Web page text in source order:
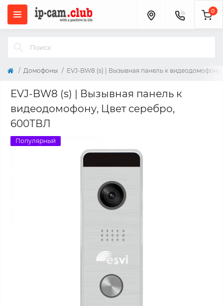
0
Домофоны EVJ-BW8 (s) | Вызывная панель к
EVJ-BW8 (s) | Вызывная панель к
видеодомофону, Цвет серебро,
600ТВЛ
Популярный